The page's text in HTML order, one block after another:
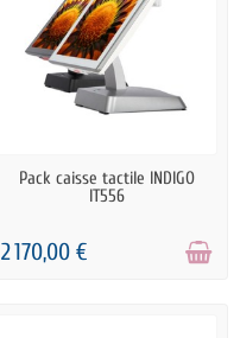
RUPTURE DE STOCK
Pack caisse tactile INDIGO
IT556
2 170,00 €